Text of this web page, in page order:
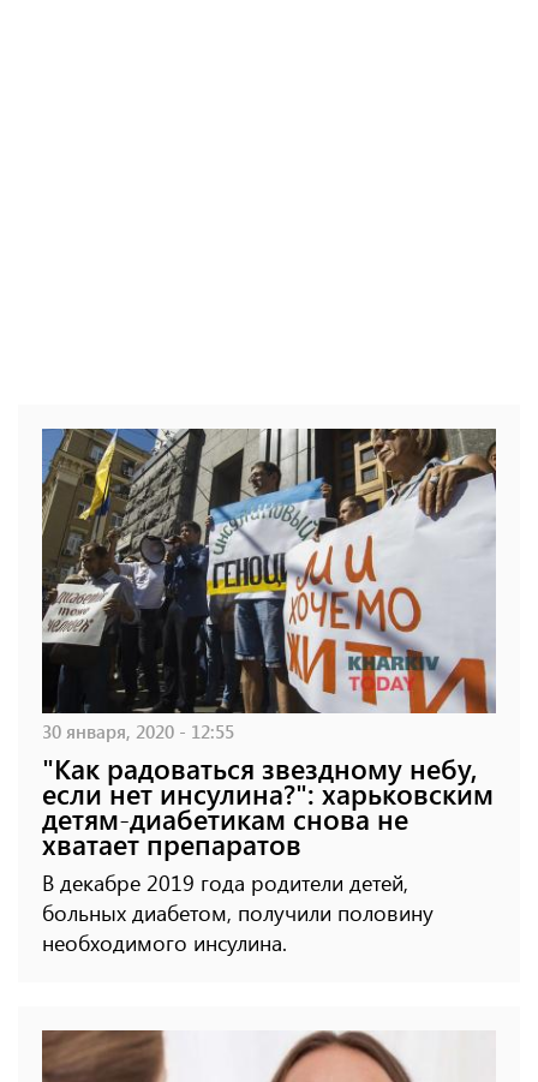
30 января, 2020 - 12:55
"Как радоваться звездному небу,
если нет инсулина?": харьковским
детям-диабетикам снова не
хватает препаратов
В декабре 2019 года родители детей,
больных диабетом, получили половину
необходимого инсулина.